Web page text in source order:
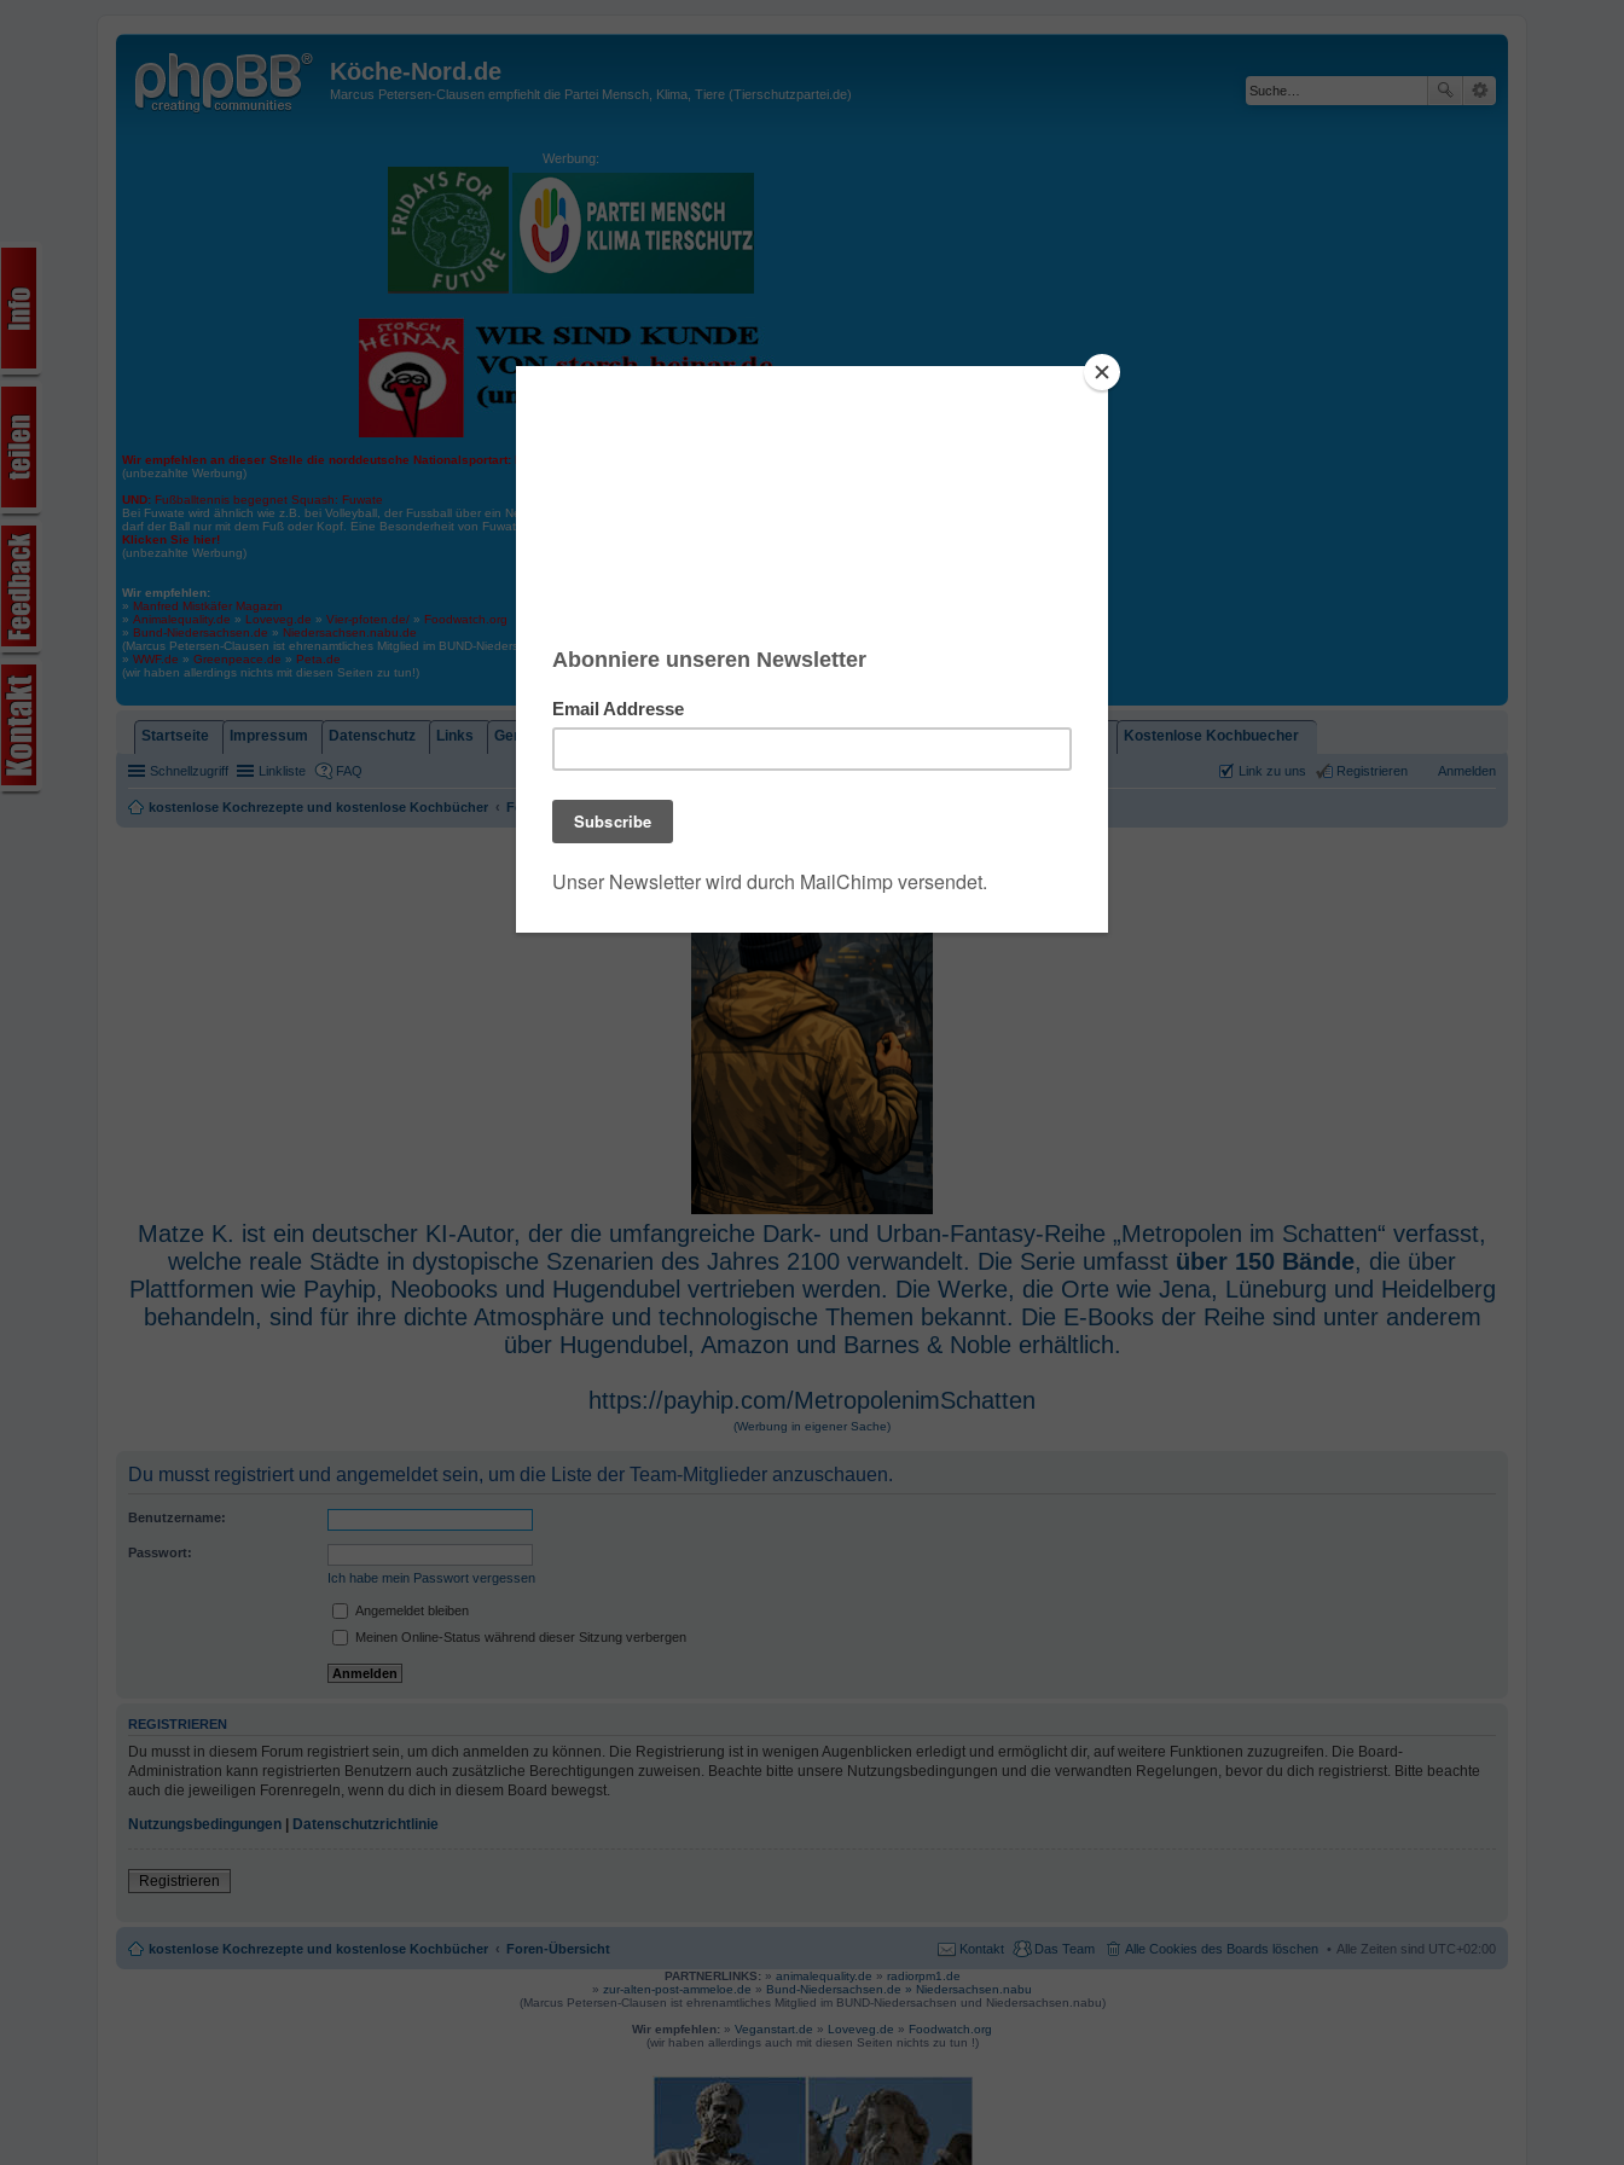
Köche-Nord.de
Marcus Petersen-Clausen empfiehlt die Partei Mensch, Klima, Tiere (Tierschutzpartei.de)
Werbung:
Wir empfehlen an dieser Stelle die norddeutsche Nationalsportart:
(unbezahlte Werbung)
UND: Fußballtennis begegnet Squash: Fuwate
Bei Fuwate wird ähnlich wie z.B. bei Volleyball, der Fussball über ein Netz gespielt. Wichtig: der Ball darf zu keiner Zeit den Boden berühren. Gespielt werden
darf der Ball nur mit dem Fuß oder Kopf. Eine Besonderheit von Fuwate ist, dass der Ball ähnlich wie beim Squash, auch über die Wände gespielt werden darf.
Klicken Sie hier!
(unbezahlte Werbung)
Wir empfehlen:
» Manfred Mistkäfer Magazin
» Animalequality.de » Loveveg.de » Vier-pfoten.de/ » Foodwatch.org
» Bund-Niedersachsen.de » Niedersachsen.nabu.de
(Marcus Petersen-Clausen ist ehrenamtliches Mitglied im BUND-Niedersachsen und Niedersachsen Nabu)
» WWF.de » Greenpeace.de » Peta.de
(wir haben allerdings nichts mit diesen Seiten zu tun!)
Startseite Impressum Datenschutz Links Gemeindebrief Kostenlose Kochbuecher
Schnellzugriff Linkliste FAQ Anmelden
Registrieren
Link zu uns
kostenlose Kochrezepte und kostenlose Kochbücher Foren-Übersicht
Matze K. ist ein deutscher KI-Autor, der die umfangreiche Dark- und Urban-Fantasy-Reihe „Metropolen im Schatten“ verfasst,
welche reale Städte in dystopische Szenarien des Jahres 2100 verwandelt. Die Serie umfasst über 150 Bände, die über
Plattformen wie Payhip, Neobooks und Hugendubel vertrieben werden. Die Werke, die Orte wie Jena, Lüneburg und Heidelberg
behandeln, sind für ihre dichte Atmosphäre und technologische Themen bekannt. Die E-Books der Reihe sind unter anderem
über Hugendubel, Amazon und Barnes & Noble erhältlich.
https://payhip.com/MetropolenimSchatten
(Werbung in eigener Sache)
Du musst registriert und angemeldet sein, um die Liste der Team-Mitglieder anzuschauen.
Benutzername:
Passwort:
Ich habe mein Passwort vergessen
Angemeldet bleiben
Meinen Online-Status während dieser Sitzung verbergen
REGISTRIEREN
Du musst in diesem Forum registriert sein, um dich anmelden zu können. Die Registrierung ist in wenigen Augenblicken erledigt und ermöglicht dir, auf weitere Funktionen zuzugreifen. Die Board-
Administration kann registrierten Benutzern auch zusätzliche Berechtigungen zuweisen. Beachte bitte unsere Nutzungsbedingungen und die verwandten Regelungen, bevor du dich registrierst. Bitte beachte
auch die jeweiligen Forenregeln, wenn du dich in diesem Board bewegst.
Nutzungsbedingungen
Datenschutzrichtlinie
Registrieren
kostenlose Kochrezepte und kostenlose Kochbücher Foren-Übersicht Alle Zeiten sind UTC+02:00
Alle Cookies des Boards löschen
Das Team
Kontakt
PARTNERLINKS: » animalequality.de » radiorpm1.de
» zur-alten-post-ammeloe.de » Bund-Niedersachsen.de » Niedersachsen.nabu
(Marcus Petersen-Clausen ist ehrenamtliches Mitglied im BUND-Niedersachsen und Niedersachsen.nabu)
Wir empfehlen: » Veganstart.de » Loveveg.de » Foodwatch.org
(wir haben allerdings auch mit diesen Seiten nichts zu tun !)